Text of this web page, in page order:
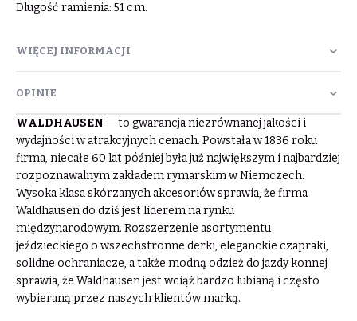
Dlugość ramienia: 51 cm.
WIĘCEJ INFORMACJI
OPINIE
WALDHAUSEN — to gwarancja niezrównanej jakości i
wydajności w atrakcyjnych cenach. Powstała w 1836 roku
firma, niecałe 60 lat później była już największym i najbardziej
rozpoznawalnym zakładem rymarskim w Niemczech.
Wysoka klasa skórzanych akcesoriów sprawia, że firma
Waldhausen do dziś jest liderem na rynku
międzynarodowym. Rozszerzenie asortymentu
jeździeckiego o wszechstronne derki, eleganckie czapraki,
solidne ochraniacze, a także modną odzież do jazdy konnej
sprawia, że Waldhausen jest wciąż bardzo lubianą i często
wybieraną przez naszych klientów marką.